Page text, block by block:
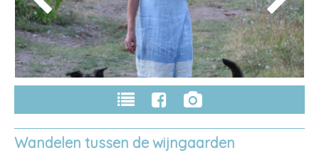
Wandelen tussen de wijngaarden